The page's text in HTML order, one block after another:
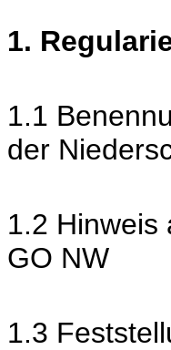
1.
1.1
der
1.2 Hinweis
GO NW
1.3